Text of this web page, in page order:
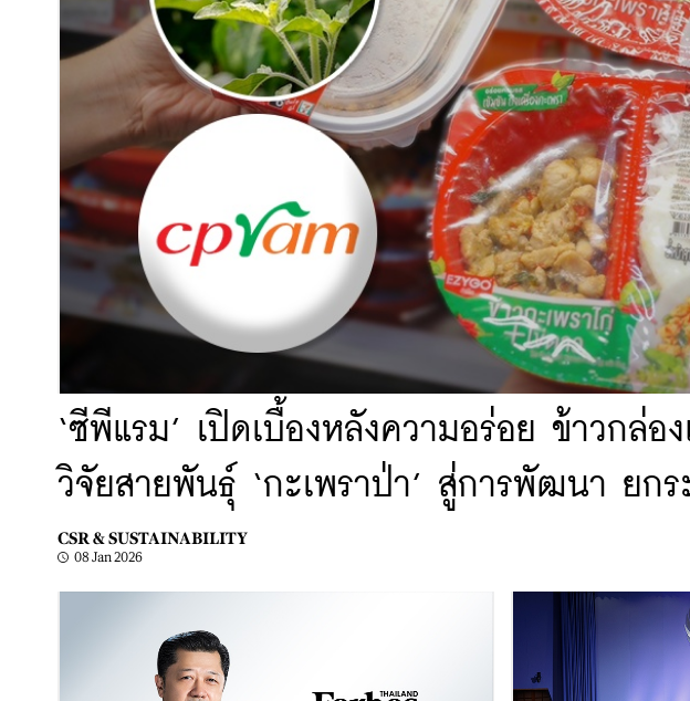
‘ซีพีแรม’ เปิดเบื้องหลังความอร่อย ข้าวกล่อ
วิจัยสายพันธุ์ ‘กะเพราป่า’ สู่การพัฒนา ยกร
CSR & SUSTAINABILITY
08 Jan 2026